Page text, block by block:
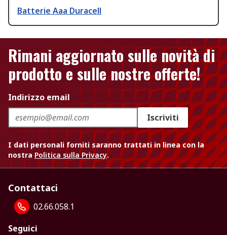
Batterie Aaa Duracell
Rimani aggiornato sulle novità di
prodotto e sulle nostre offerte!
Indirizzo email
Iscriviti
I dati personali forniti saranno trattati in linea con la
nostra Politica sulla Privacy.
Contattaci
02.66.058.1
Seguici